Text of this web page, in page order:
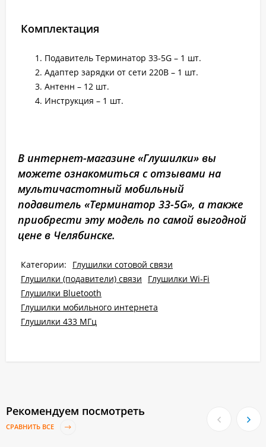
Комплектация
Подавитель Терминатор 33-5G – 1 шт.
Адаптер зарядки от сети 220В – 1 шт.
Антенн – 12 шт.
Инструкция – 1 шт.
В интернет-магазине «Глушилки» вы
можете ознакомиться с отзывами на
мультичастотный мобильный
подавитель «Терминатор 33-5G», а также
приобрести эту модель по самой выгодной
цене в Челябинске.
Категории:
Глушилки сотовой связи
Глушилки (подавители) связи
Глушилки Wi-Fi
Глушилки Bluetooth
Глушилки мобильного интернета
Глушилки 433 МГц
Рекомендуем посмотреть
СРАВНИТЬ ВСЕ